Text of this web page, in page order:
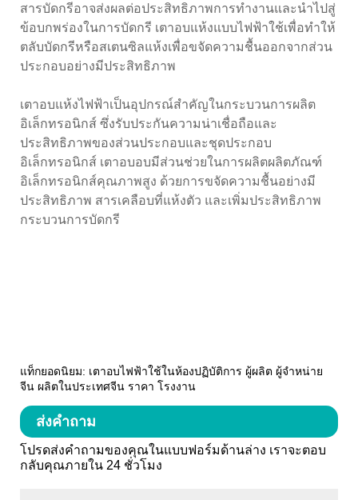
สารบัดกรีอาจส่งผลต่อประสิทธิภาพการทำงานและนำไปสู่
ข้อบกพร่องในการบัดกรี เตาอบแห้งแบบไฟฟ้าใช้เพื่อทำให้
ตลับบัดกรีหรือสเตนซิลแห้งเพื่อขจัดความชื้นออกจากส่วน
ประกอบอย่างมีประสิทธิภาพ
เตาอบแห้งไฟฟ้าเป็นอุปกรณ์สำคัญในกระบวนการผลิต
อิเล็กทรอนิกส์ ซึ่งรับประกันความน่าเชื่อถือและ
ประสิทธิภาพของส่วนประกอบและชุดประกอบ
อิเล็กทรอนิกส์ เตาอบอบมีส่วนช่วยในการผลิตผลิตภัณฑ์
อิเล็กทรอนิกส์คุณภาพสูง ด้วยการขจัดความชื้นอย่างมี
ประสิทธิภาพ สารเคลือบที่แห้งตัว และเพิ่มประสิทธิภาพ
กระบวนการบัดกรี
แท็กยอดนิยม: เตาอบไฟฟ้าใช้ในห้องปฏิบัติการ ผู้ผลิต ผู้จำหน่าย
จีน ผลิตในประเทศจีน ราคา โรงงาน
ส่งคำถาม
โปรดส่งคำถามของคุณในแบบฟอร์มด้านล่าง เราจะตอบ
กลับคุณภายใน 24 ชั่วโมง